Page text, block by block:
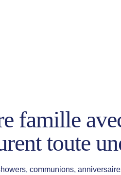
famille
toute
communions,